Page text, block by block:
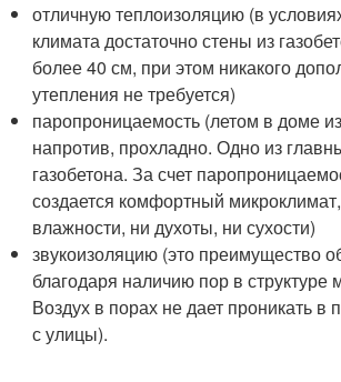
отличную теплоизоляцию (в
климата достаточно стены из
более 40 см, при этом никакого
утепления не требуется)
паропроницаемость (летом в доме
напротив, прохладно. Одно из
газобетона. За счет
создается комфортный
влажности, ни духоты, ни сухости)
звукоизоляцию (это преимущество
благодаря наличию пор в структуре
Воздух в порах не дает проникать
с улицы).